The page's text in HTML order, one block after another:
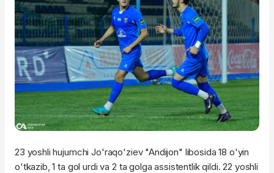
23 yoshli hujumchi Jo'raqo'ziev "Andijon" libosida 18 o'yin
o'tkazib, 1 ta gol urdi va 2 ta golga assistentlik qildi. 22 yoshli